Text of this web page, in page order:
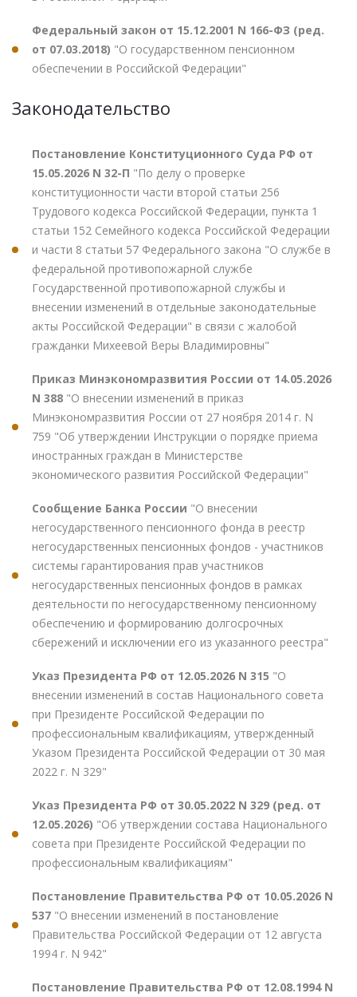
Федеральный закон от 15.12.2001 N 166-ФЗ (ред.
от 07.03.2018) "О государственном пенсионном
обеспечении в Российской Федерации"
Законодательство
Постановление Конституционного Суда РФ от
15.05.2026 N 32-П "По делу о проверке
конституционности части второй статьи 256
Трудового кодекса Российской Федерации, пункта 1
статьи 152 Семейного кодекса Российской Федерации
и части 8 статьи 57 Федерального закона "О службе в
федеральной противопожарной службе
Государственной противопожарной службы и
внесении изменений в отдельные законодательные
акты Российской Федерации" в связи с жалобой
гражданки Михеевой Веры Владимировны"
Приказ Минэкономразвития России от 14.05.2026
N 388 "О внесении изменений в приказ
Минэкономразвития России от 27 ноября 2014 г. N
759 "Об утверждении Инструкции о порядке приема
иностранных граждан в Министерстве
экономического развития Российской Федерации"
Сообщение Банка России "О внесении
негосударственного пенсионного фонда в реестр
негосударственных пенсионных фондов - участников
системы гарантирования прав участников
негосударственных пенсионных фондов в рамках
деятельности по негосударственному пенсионному
обеспечению и формированию долгосрочных
сбережений и исключении его из указанного реестра"
Указ Президента РФ от 12.05.2026 N 315 "О
внесении изменений в состав Национального совета
при Президенте Российской Федерации по
профессиональным квалификациям, утвержденный
Указом Президента Российской Федерации от 30 мая
2022 г. N 329"
Указ Президента РФ от 30.05.2022 N 329 (ред. от
12.05.2026) "Об утверждении состава Национального
совета при Президенте Российской Федерации по
профессиональным квалификациям"
Постановление Правительства РФ от 10.05.2026 N
537 "О внесении изменений в постановление
Правительства Российской Федерации от 12 августа
1994 г. N 942"
Постановление Правительства РФ от 12.08.1994 N